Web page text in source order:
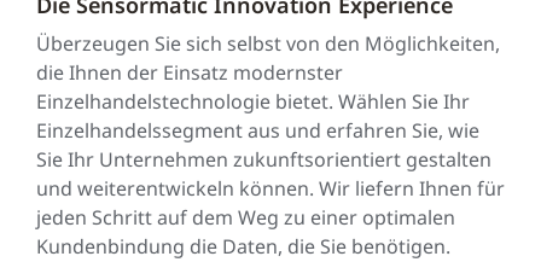
Überzeugen Sie sich selbst von den Möglichkeiten,
die Ihnen der Einsatz modernster
Einzelhandelstechnologie bietet. Wählen Sie Ihr
Einzelhandelssegment aus und erfahren Sie, wie
Sie Ihr Unternehmen zukunftsorientiert gestalten
und weiterentwickeln können. Wir liefern Ihnen für
jeden Schritt auf dem Weg zu einer optimalen
Kundenbindung die Daten, die Sie benötigen.